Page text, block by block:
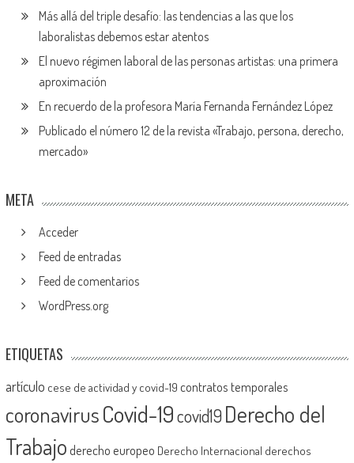
Más allá del triple desafío: las tendencias a las que los
laboralistas debemos estar atentos
El nuevo régimen laboral de las personas artistas: una primera
aproximación
En recuerdo de la profesora María Fernanda Fernández López
Publicado el número 12 de la revista «Trabajo, persona, derecho,
mercado»
META
Acceder
Feed de entradas
Feed de comentarios
WordPress.org
ETIQUETAS
artículo cese de actividad y covid-19 contratos temporales
coronavirusCovid-19covid19 Derecho del
Trabajoderecho europeo Derecho Internacional derechos